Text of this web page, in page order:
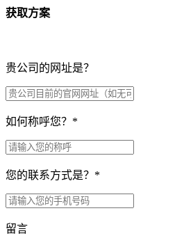
获取方案
贵公司的网址是？
如何称呼您？ *
您的联系方式是？ *
留言